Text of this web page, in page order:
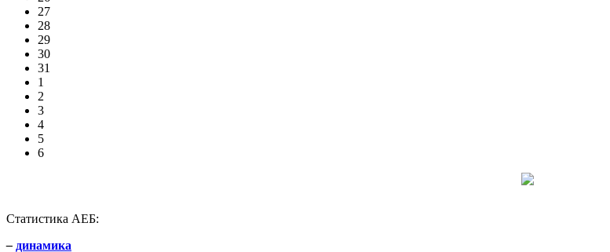
27
28
29
30
31
1
2
3
4
5
6
Статистика АЕБ:
– динамика